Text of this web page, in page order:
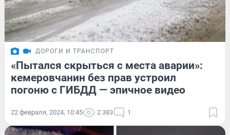
ДОРОГИ И ТРАНСПОРТ
«Пытался скрыться с места аварии»:
кемеровчанин без прав устроил
погоню с ГИБДД — эпичное видео
22 февраля, 2024, 10:45 2 383 1